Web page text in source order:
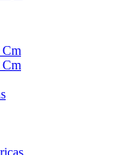
Cm
Cm